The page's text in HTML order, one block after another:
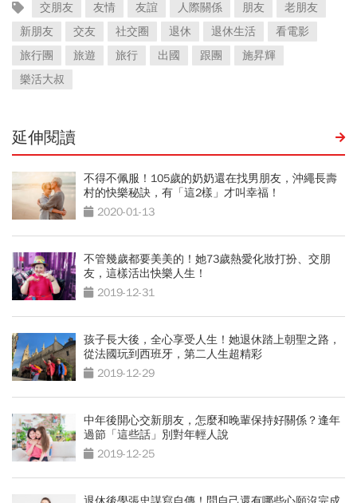
交朋友 友情 友誼 人際關係 朋友
老朋友
新朋友
交友 社交圈 退休 退休生活
看電影
旅行團
旅遊 旅行 出國 跟團
施昇輝
樂活大叔
延伸閱讀
不得不佩服！105歲的奶奶還在找男朋友，沖繩長壽
村的快樂秘訣，有「這2樣」才叫幸福！
2020-01-13
不管幾歲都要美美的！她73歲熱愛化妝打扮、交朋
友，這樣活出快樂人生！
2019-12-31
孩子長大後，全心享受人生！她退休踏上朝聖之路，
從法國玩到西班牙，第二人生超精彩
2019-12-29
中年後開心交新朋友，怎麼和晚輩保持好關係？逢年
過節「這些話」別對年輕人說
2019-12-25